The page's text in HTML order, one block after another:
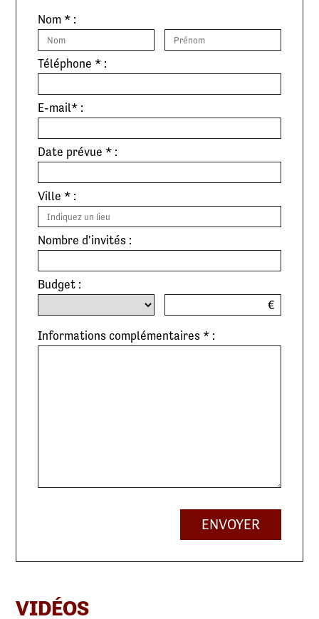
Nom * :
Téléphone * :
E-mail* :
Date prévue * :
Ville * :
Nombre d'invités :
Budget :
€
Informations complémentaires * :
ENVOYER
VIDÉOS